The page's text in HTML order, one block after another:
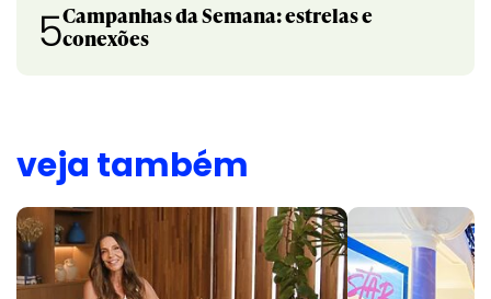
5Campanhas da Semana: estrelas e
conexões
veja também